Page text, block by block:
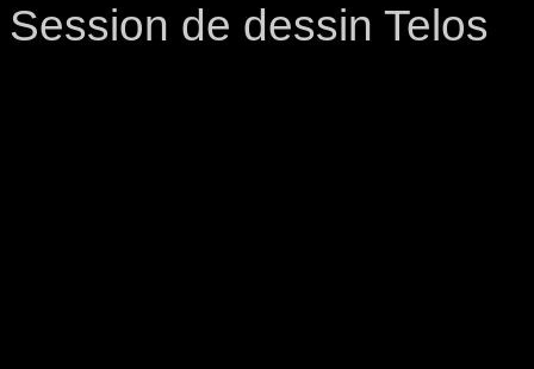
Session de dessin Telos